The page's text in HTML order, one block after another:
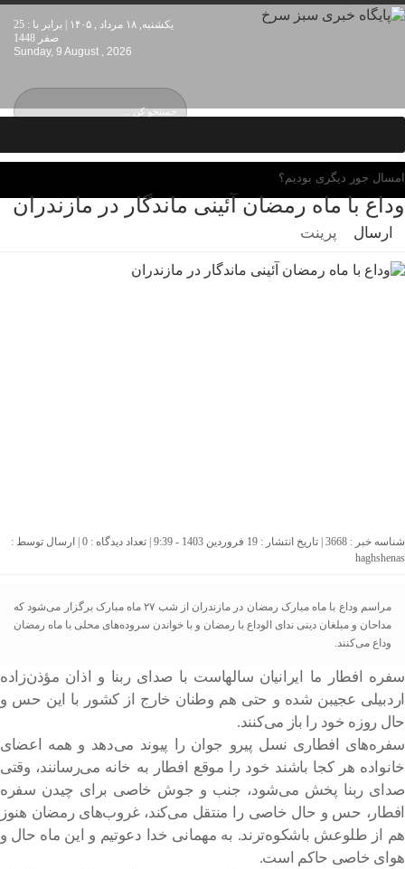
یکشنبه, ۱۸ مرداد , ۱۴۰۵ | برابر با : 25
صفر 1448
Sunday, 9 August , 2026
امسال جور دیگری بودیم؟
وداع با ماه رمضان آئینی ماندگار در مازندران
ارسال پرینت
شناسه خبر : 3668 | تاریخ انتشار : 19 فروردین 1403 - 9:39 | تعداد دیدگاه : 0 | ارسال توسط :
haghshenas
مراسم وداع با ماه مبارک رمضان در مازندران از شب ۲۷ ماه مبارک برگزار می‌شود که
مداحان و مبلغان دینی ندای الوداع با رمضان و با خواندن سروده‌های محلی با ماه رمضان
وداع می‌کنند.
سفره افطار ما ایرانیان سالهاست با صدای ربنا و اذان مؤذن‌زاده
اردبیلی عجیبن شده و حتی هم وطنان خارج از کشور با این حس و
حال روزه خود را باز می‌کنند.
سفره‌های افطاری نسل پیرو جوان را پیوند می‌دهد و همه اعضای
خانواده هر کجا باشند خود را موقع افطار به خانه می‌رسانند، وقتی
صدای ربنا پخش می‌شود، جنب و جوش خاصی برای چیدن سفره
افطار، حس و حال خاصی را منتقل می‌کند، غروب‌های رمضان هنوز
هم از طلوعش باشکوه‌ترند. به مهمانی خدا دعوتیم و این ماه حال و
هوای خاصی حاکم است.